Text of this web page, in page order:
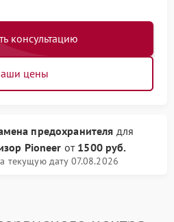
консультацию
цены
предохранителя для
Pioneer от 1500 руб.
текущую дату 07.08.2026